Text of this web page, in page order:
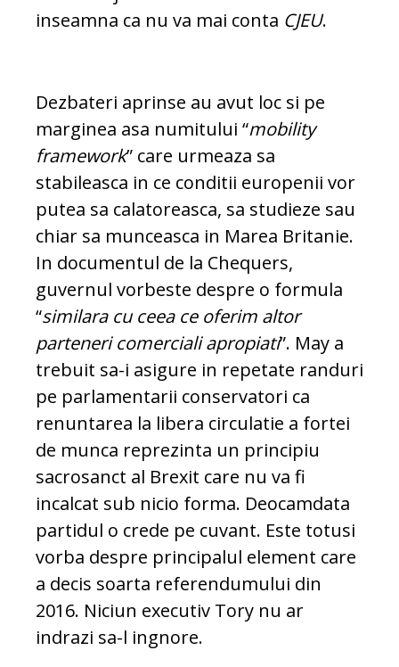
inseamna ca nu va mai conta CJEU.
Dezbateri aprinse au avut loc si pe
marginea asa numitului “mobility
framework” care urmeaza sa
stabileasca in ce conditii europenii vor
putea sa calatoreasca, sa studieze sau
chiar sa munceasca in Marea Britanie.
In documentul de la Chequers,
guvernul vorbeste despre o formula
“similara cu ceea ce oferim altor
parteneri comerciali apropiati”. May a
trebuit sa-i asigure in repetate randuri
pe parlamentarii conservatori ca
renuntarea la libera circulatie a fortei
de munca reprezinta un principiu
sacrosanct al Brexit care nu va fi
incalcat sub nicio forma. Deocamdata
partidul o crede pe cuvant. Este totusi
vorba despre principalul element care
a decis soarta referendumului din
2016. Niciun executiv Tory nu ar
indrazi sa-l ingnore.